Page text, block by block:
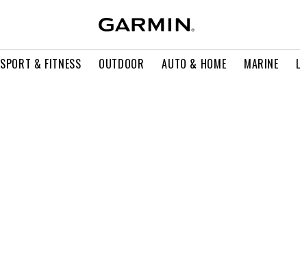
SPORT & FITNESS OUTDOOR AUTO & HOME MARINE